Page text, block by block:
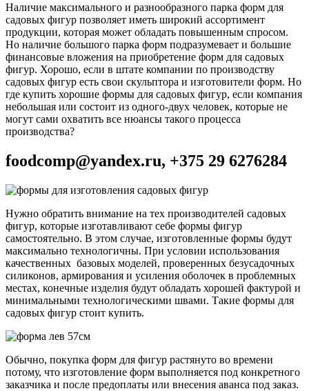
Наличие максимального и разнообразного парка форм для
садовых фигур позволяет иметь широкий ассортимент
продукции, которая может обладать повышенным спросом.
Но наличие большого парка форм подразумевает и большие
финансовые вложения на приобретение форм для садовых
фигур. Хорошо, если в штате компании по производству
садовых фигур есть свои скульптора и изготовители форм. Но
где купить хорошие формы для садовых фигур, если компания
небольшая или состоит из одного-двух человек, которые не
могут сами охватить все нюансы такого процесса
производства?
foodcomp@yandex.ru, +375 29 6276284
Нужно обратить внимание на тех производителей садовых
фигур, которые изготавливают себе формы фигур
самостоятельно. В этом случае, изготовленные формы будут
максимально технологичны. При условии использования
качественных базовых моделей, проверенных безусадочных
силиконов, армирования и усиления оболочек в проблемных
местах, конечные изделия будут обладать хорошей фактурой и
минимальными технологическими швами. Такие формы для
садовых фигур стоит купить.
Обычно, покупка форм для фигур растянуто во времени
потому, что изготовление форм выполняется под конкретного
заказчика и после предоплаты или внесения аванса под заказ.